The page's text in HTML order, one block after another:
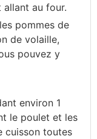
au four.
pommes de
de volaille,
pouvez y
environ 1
le poulet et les
cuisson toutes